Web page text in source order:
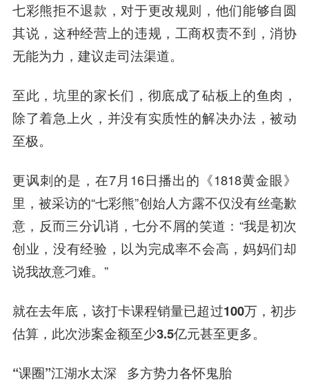
七彩熊拒不退款，对于更改规则，他们能够自圆
其说，这种经营上的违规，工商权责不到，消协
无能为力，建议走司法渠道。
至此，坑里的家长们，彻底成了砧板上的鱼肉，
除了着急上火，并没有实质性的解决办法，被动
至极。
更讽刺的是，在7月16日播出的《1818黄金眼》
里，被采访的“七彩熊”创始人方露不仅没有丝毫歉
意，反而三分讥诮，七分不屑的笑道：“我是初次
创业，没有经验，以为完成率不会高，妈妈们却
说我故意刁难。”
就在去年底，该打卡课程销量已超过100万，初步
估算，此次涉案金额至少3.5亿元甚至更多。
“课圈”江湖水太深 多方势力各怀鬼胎